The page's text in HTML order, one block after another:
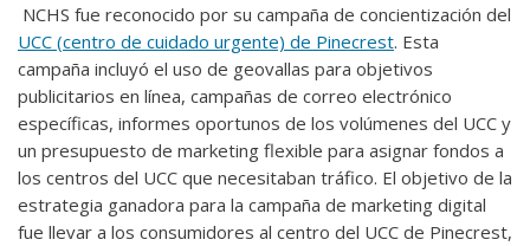
NCHS fue reconocido por su campaña de concientización del
UCC (centro de cuidado urgente) de Pinecrest. Esta
campaña incluyó el uso de geovallas para objetivos
publicitarios en línea, campañas de correo electrónico
específicas, informes oportunos de los volúmenes del UCC y
un presupuesto de marketing flexible para asignar fondos a
los centros del UCC que necesitaban tráfico. El objetivo de la
estrategia ganadora para la campaña de marketing digital
fue llevar a los consumidores al centro del UCC de Pinecrest,